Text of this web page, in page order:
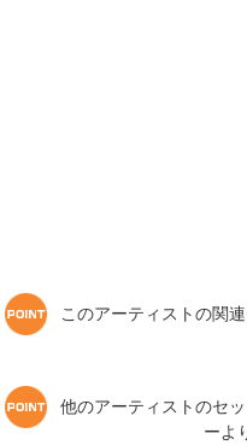
このアーティストの関
他のアーティストのセ
ーよ